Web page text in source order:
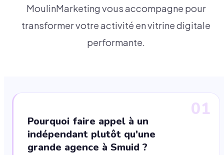
MoulinMarketing vous accompagne pour
transformer votre activité en vitrine digitale
performante.
01
Pourquoi faire appel à un
indépendant plutôt qu'une
grande agence à Smuid ?